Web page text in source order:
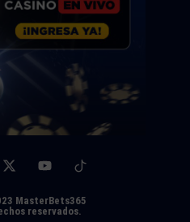
MasterBets365
reservados.